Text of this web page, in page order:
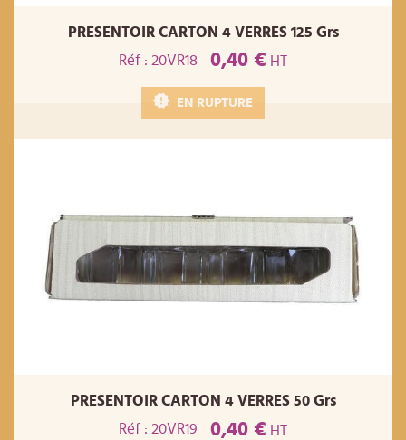
PRESENTOIR CARTON 4 VERRES 125 Grs
Réf : 20VR18
0,40 € HT
EN RUPTURE
PRESENTOIR CARTON 4 VERRES 50 Grs
Réf : 20VR19
0,40 € HT